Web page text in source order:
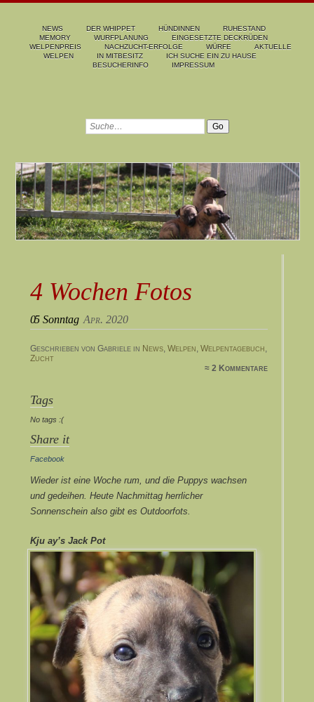
NEWS DER WHIPPET HÜNDINNEN
RUHESTAND
MEMORY
WURFPLANUNG
EINGESETZTE DECKRÜDEN
WELPENPREIS
NACHZUCHT-ERFOLGE WÜRFE
AKTUELLE
WELPEN
IN MITBESITZ
ICH SUCHE EIN ZU HAUSE
BESUCHERINFO
IMPRESSUM
4 Wochen Fotos
05 Sonntag Apr. 2020
Geschrieben von Gabriele in News, Welpen, Welpentagebuch,
Zucht
≈ 2 Kommentare
Tags
No tags :(
Share it
Facebook
Wieder ist eine Woche rum, und die Puppys wachsen
und gedeihen. Heute Nachmittag herrlicher
Sonnenschein also gibt es Outdoorfots.
Kju ay’s Jack Pot